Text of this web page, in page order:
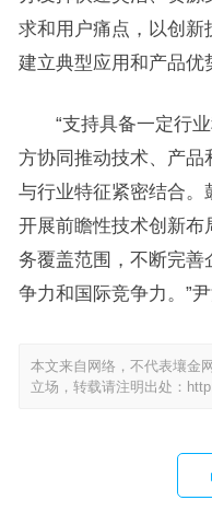
求和用户痛点，以创新
建立典型应用和产品优
“支持具备一定行业
方协同推动技术、产品
与行业特征紧密结合。
开展前瞻性技术创新布
务覆盖范围，不断完善
争力和国际竞争力。”
本文来自网络，不代表壤金
立场，转载请注明出处：